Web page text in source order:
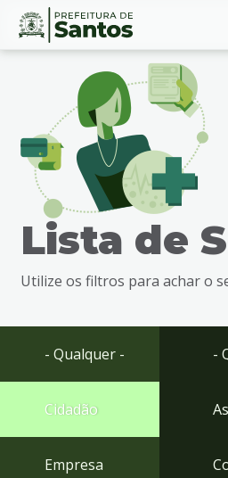
Ir
busca
Ir
rodapé
Conteúdo
Lista de
Utilize os filtros para achar o
- Qualquer -
Cidadão
Empresa
-